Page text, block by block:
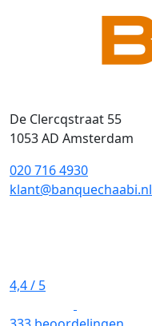
De Clercqstraat 55
1053 AD Amsterdam
020 716 4930
klant@banquechaabi.nl
4,4/ 5